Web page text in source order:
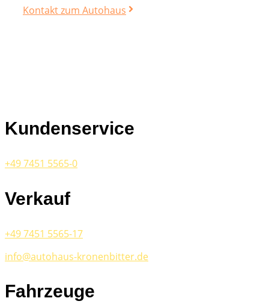
Kontakt zum Autohaus
Kundenservice
+49 7451 5565-0
Verkauf
+49 7451 5565-17
info@autohaus-kronenbitter.de
Fahrzeuge